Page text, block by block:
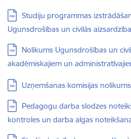
Lejupielādēt:
Studiju programmas
Ugunsdrošības un civilās
Lejupielādēt:
Nolikums Ugunsdrošības un
akadēmiskajiem un
Lejupielādēt:
Uzņemšanas komisijas nolikums
Lejupielādēt:
Pedagogu darba slodzes
kontroles un darba algas